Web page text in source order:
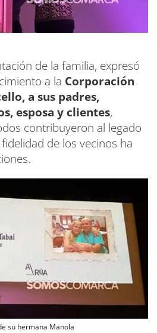
de la familia, expresó
a la Corporación
a sus padres,
esposa y clientes,
contribuyeron al legado
de los vecinos ha
su hermana Manola